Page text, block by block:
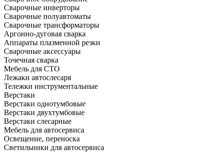
Сварочные инверторы
Сварочные полуавтоматы
Сварочные трансформаторы
Аргонно-дуговая сварка
Аппараты плазменной резки
Сварочные аксессуары
Точечная сварка
Мебель для СТО
Лежаки автослесаря
Тележки инструментальные
Верстаки
Верстаки однотумбовые
Верстаки двухтумбовые
Верстаки слесарные
Мебель для автосервиса
Освещение, переноска
Светильники для автосервиса